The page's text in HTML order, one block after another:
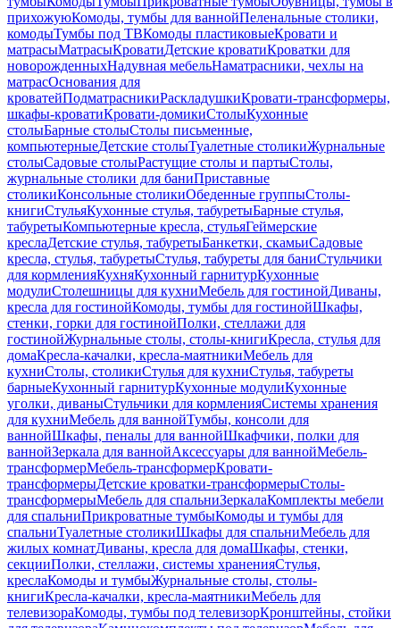
прихожуюКомоды, тумбы для ваннойПеленальные столики,
комодыТумбы под ТВКомоды пластиковыеКровати и
матрасыМатрасыКроватиДетские кроватиКроватки для
новорожденныхНадувная мебельНаматрасники, чехлы на
матрасОснования для
кроватейПодматрасникиРаскладушкиКровати-трансформеры,
шкафы-кроватиКровати-домикиСтолыКухонные
столыБарные столыСтолы письменные,
компьютерныеДетские столыТуалетные столикиЖурнальные
столыСадовые столыРастущие столы и партыСтолы,
журнальные столики для баниПриставные
столикиКонсольные столикиОбеденные группыСтолы-
книгиСтульяКухонные стулья, табуретыБарные стулья,
табуретыКомпьютерные кресла, стульяГеймерские
креслаДетские стулья, табуретыБанкетки, скамьиСадовые
кресла, стулья, табуретыСтулья, табуреты для баниСтульчики
для кормленияКухняКухонный гарнитурКухонные
модулиСтолешницы для кухниМебель для гостинойДиваны,
кресла для гостинойКомоды, тумбы для гостинойШкафы,
стенки, горки для гостинойПолки, стеллажи для
гостинойЖурнальные столы, столы-книгиКресла, стулья для
домаКресла-качалки, кресла-маятникиМебель для
кухниСтолы, столикиСтулья для кухниСтулья, табуреты
барныеКухонный гарнитурКухонные модулиКухонные
уголки, диваныСтульчики для кормленияСистемы хранения
для кухниМебель для ваннойТумбы, консоли для
ваннойШкафы, пеналы для ваннойШкафчики, полки для
ваннойЗеркала для ваннойАксессуары для ваннойМебель-
трансформерМебель-трансформерКровати-
трансформерыДетские кроватки-трансформерыСтолы-
трансформерыМебель для спальниЗеркалаКомплекты мебели
для спальниПрикроватные тумбыКомоды и тумбы для
спальниТуалетные столикиШкафы для спальниМебель для
жилых комнатДиваны, кресла для домаШкафы, стенки,
секцииПолки, стеллажи, системы храненияСтулья,
креслаКомоды и тумбыЖурнальные столы, столы-
книгиКресла-качалки, кресла-маятникиМебель для
телевизораКомоды, тумбы под телевизорКронштейны, стойки